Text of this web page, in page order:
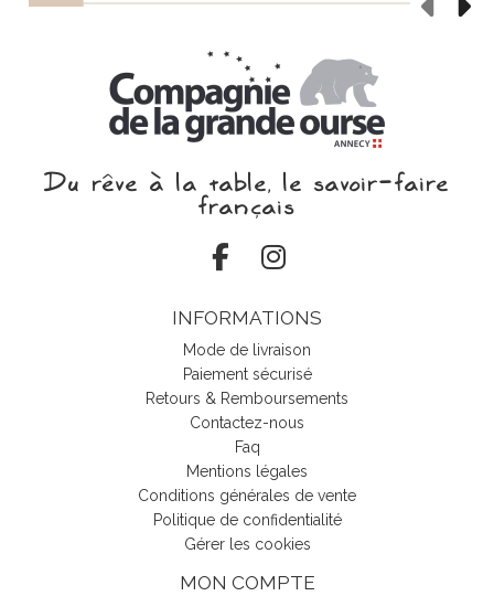
Du rêve à la table, le savoir‑faire
français
INFORMATIONS
Mode de livraison
Paiement sécurisé
Retours & Remboursements
Contactez-nous
Faq
Mentions légales
Conditions générales de vente
Politique de confidentialité
Gérer les cookies
MON COMPTE